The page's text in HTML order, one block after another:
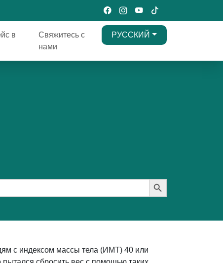
в
Свяжитесь с
нами
РУССКИЙ
Search Button
с индексом массы тела (ИМТ) 40 или